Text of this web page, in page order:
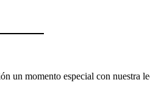
un momento especial con nuestra